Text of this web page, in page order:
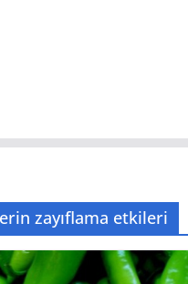
zayıflama etkileri